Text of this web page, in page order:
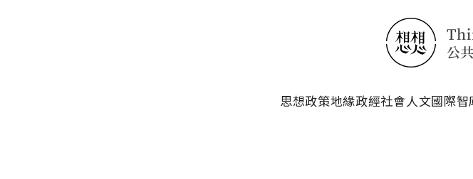
思想政策地緣政經社會人文國際智